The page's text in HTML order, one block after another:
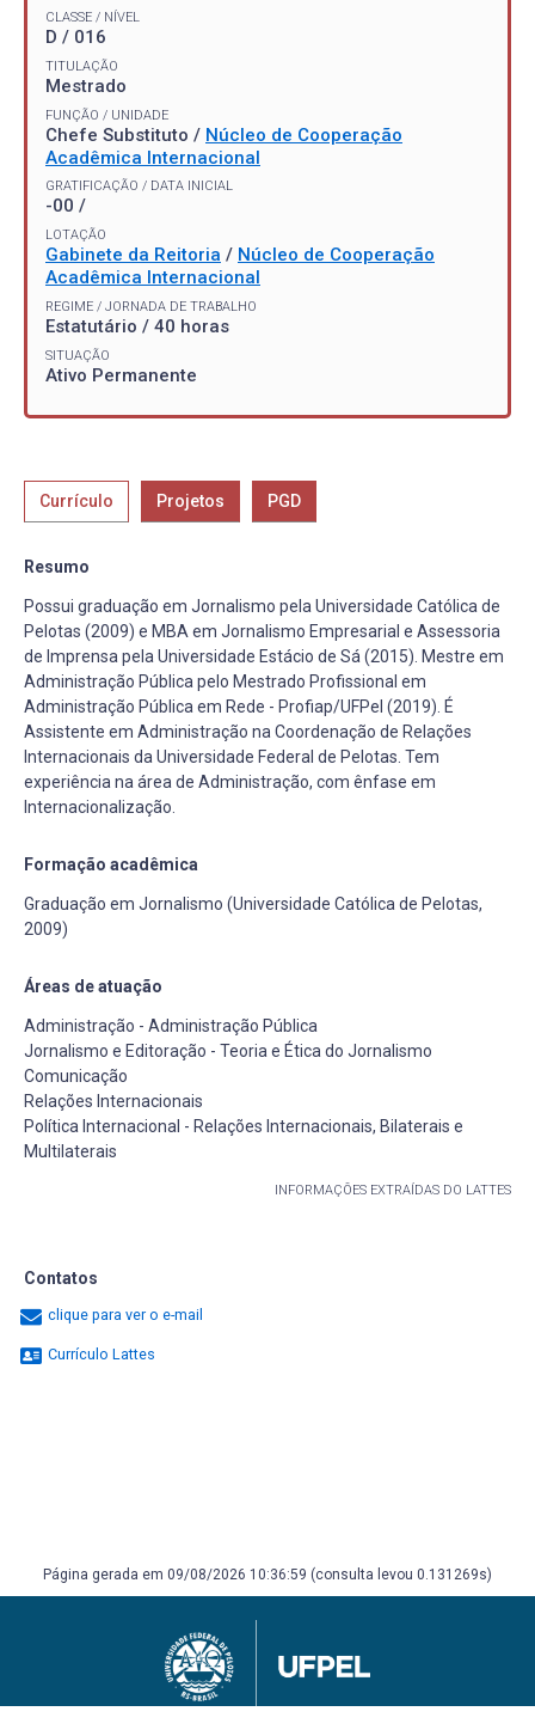
CLASSE / NÍVEL
D / 016
TITULAÇÃO
Mestrado
FUNÇÃO / UNIDADE
Chefe Substituto / Núcleo de Cooperação
Acadêmica Internacional
GRATIFICAÇÃO / DATA INICIAL
-00 /
LOTAÇÃO
Gabinete da Reitoria / Núcleo de Cooperação
Acadêmica Internacional
REGIME / JORNADA DE TRABALHO
Estatutário / 40 horas
SITUAÇÃO
Ativo Permanente
Currículo Projetos PGD
Resumo
Possui graduação em Jornalismo pela Universidade Católica de
Pelotas (2009) e MBA em Jornalismo Empresarial e Assessoria
de Imprensa pela Universidade Estácio de Sá (2015). Mestre em
Administração Pública pelo Mestrado Profissional em
Administração Pública em Rede - Profiap/UFPel (2019). É
Assistente em Administração na Coordenação de Relações
Internacionais da Universidade Federal de Pelotas. Tem
experiência na área de Administração, com ênfase em
Internacionalização.
Formação acadêmica
Graduação em Jornalismo (Universidade Católica de Pelotas,
2009)
Áreas de atuação
Administração - Administração Pública
Jornalismo e Editoração - Teoria e Ética do Jornalismo
Comunicação
Relações Internacionais
Política Internacional - Relações Internacionais, Bilaterais e
Multilaterais
INFORMAÇÕES EXTRAÍDAS DO LATTES
Contatos
clique para ver o e-mail
Currículo Lattes
Página gerada em 09/08/2026 10:36:59 (consulta levou 0.131269s)